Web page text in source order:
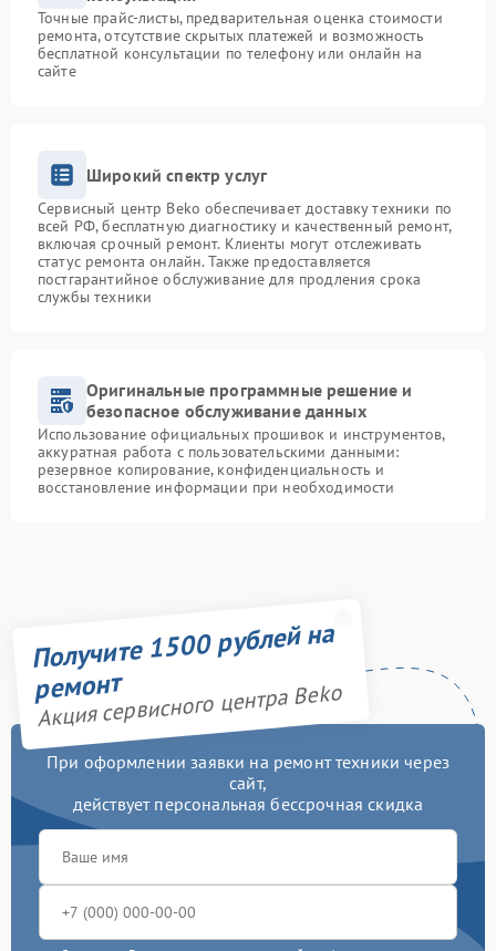
Точные прайс-листы, предварительная оценка стоимости
ремонта, отсутствие скрытых платежей и возможность
бесплатной консультации по телефону или онлайн на
сайте
Широкий спектр услуг
Сервисный центр Beko обеспечивает доставку техники по
всей РФ, бесплатную диагностику и качественный ремонт,
включая срочный ремонт. Клиенты могут отслеживать
статус ремонта онлайн. Также предоставляется
постгарантийное обслуживание для продления срока
службы техники
Оригинальные программные решение и
безопасное обслуживание данных
Использование официальных прошивок и инструментов,
аккуратная работа с пользовательскими данными:
резервное копирование, конфиденциальность и
восстановление информации при необходимости
Получите 1500 рублей на
ремонт
Акция сервисного центра Beko
При оформлении заявки на ремонт техники через
сайт,
действует персональная бессрочная скидка